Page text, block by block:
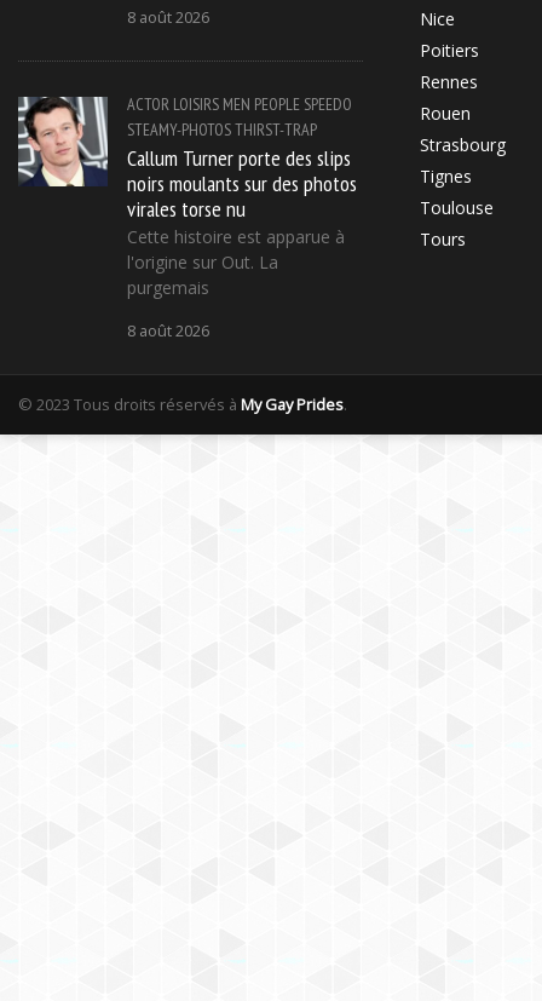
8 août 2026
ACTOR LOISIRS MEN PEOPLE SPEEDO
STEAMY-PHOTOSTHIRST-TRAP
Callum Turner porte des slips
noirs moulants sur des photos
virales torse nu
Cette histoire est apparue à
l'origine sur Out. La
purgemais
8 août 2026
Nice
Poitiers
Rennes
Rouen
Strasbourg
Tignes
Toulouse
Tours
© 2023 Tous droits réservés à My Gay Prides.